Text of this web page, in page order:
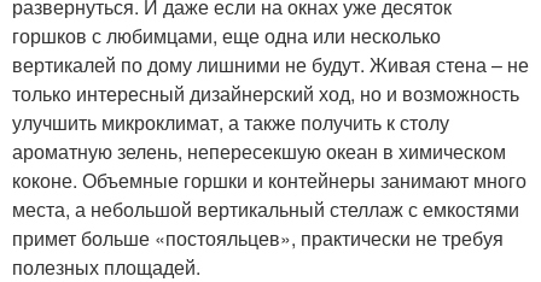
развернуться. И даже если на окнах уже десяток
горшков с любимцами, еще одна или несколько
вертикалей по дому лишними не будут. Живая стена – не
только интересный дизайнерский ход, но и возможность
улучшить микроклимат, а также получить к столу
ароматную зелень, непересекшую океан в химическом
коконе. Объемные горшки и контейнеры занимают много
места, а небольшой вертикальный стеллаж с емкостями
примет больше «постояльцев», практически не требуя
полезных площадей.